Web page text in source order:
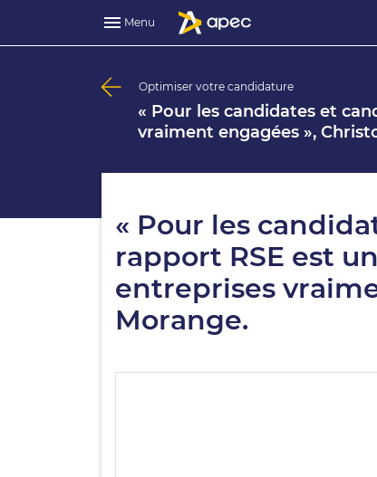
Menu
Optimiser votre candidature
« Pour les candidates et
vraiment engagées »,
« Pour les
rapport RSE est
entreprises
Morange.